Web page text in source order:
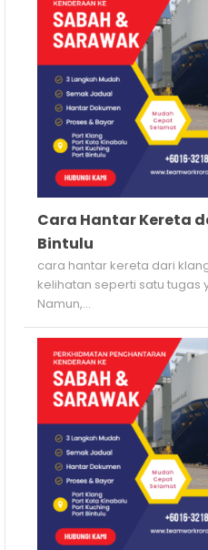
Cara Hantar Kereta
Bintulu
cara hantar kereta dari
kelihatan seperti satu tugas
Namun,...